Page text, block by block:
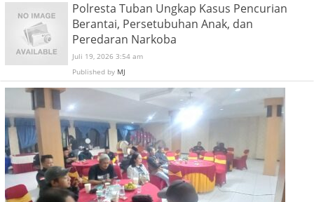
Polresta Tuban Ungkap Kasus Pencurian
Berantai, Persetubuhan Anak, dan
Peredaran Narkoba
Juli 19, 2026 3:54 am
Published by MJ